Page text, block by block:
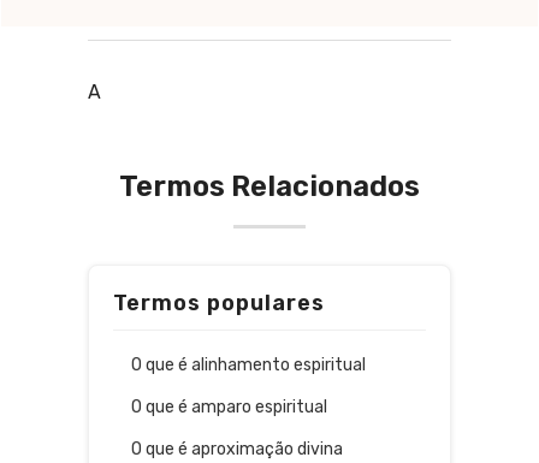
A
Termos Relacionados
Termos populares
O que é alinhamento espiritual
O que é amparo espiritual
O que é aproximação divina